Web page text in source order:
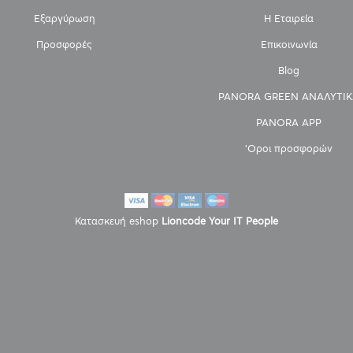
Εξαργύρωση
Προσφορές
Η Εταιρεία
Επικοινωνία
Blog
PANORA GREEN
PANORA APP
'Οροι προσφορών
Κατασκευή eshop Lioncode Your IT People